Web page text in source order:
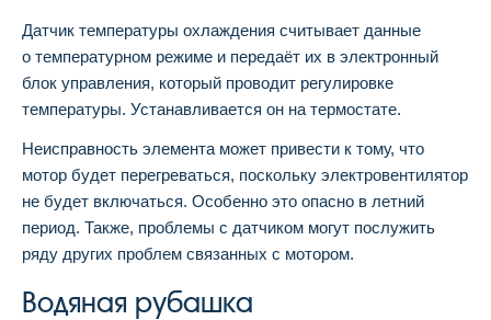
Датчик температуры охлаждения считывает данные
о температурном режиме и передаёт их в электронный
блок управления, который проводит регулировке
температуры. Устанавливается он на термостате.
Неисправность элемента может привести к тому, что
мотор будет перегреваться, поскольку электровентилятор
не будет включаться. Особенно это опасно в летний
период. Также, проблемы с датчиком могут послужить
ряду других проблем связанных с мотором.
Водяная рубашка